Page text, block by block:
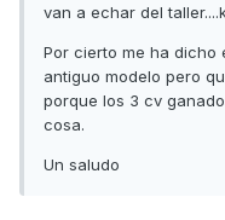
van a echar del
Por cierto me ha dicho
antiguo modelo pero
porque los 3 cv
cosa.
Un saludo